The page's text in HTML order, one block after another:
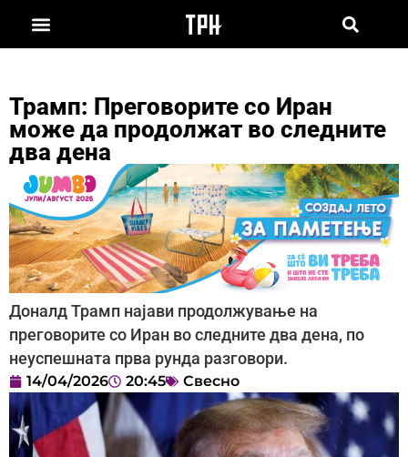
Трамп: Преговорите со Иран
може да продолжат во следните
два дена
Доналд Трамп најави продолжување на
преговорите со Иран во следните два дена, по
неуспешната прва рунда разговори.
14/04/2026 20:45 Свесно